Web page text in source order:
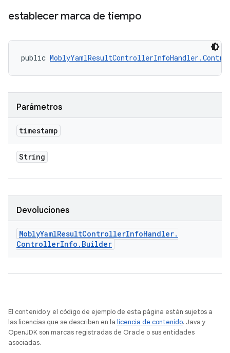
establecer marca de tiempo
public
Parámetros
timestamp
String
Devoluciones
MoblyYamlResultControllerInfoHandler.
ControllerInfo . Builder
El contenido y el código de ejemplo de esta página están sujetos a
las licencias que se describen en la licencia de contenido. Java y
OpenJDK son marcas registradas de Oracle o sus entidades
asociadas.